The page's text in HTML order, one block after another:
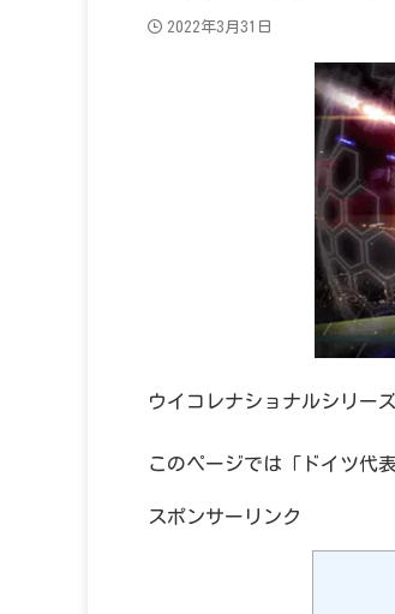
2022年3月31日
ウイコレナショナルシリー
このページでは「ドイツ代
スポンサーリンク